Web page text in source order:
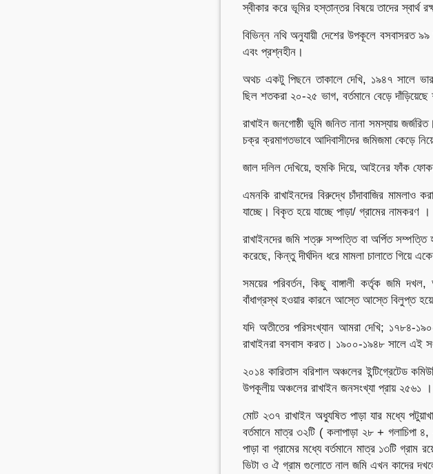
স্বীকার করে ভূমির হস্তান্তর বিষয়ে তাদের স্বার্থ
বিভিন্ন নথি অনুযায়ী দেশের উপকূলে বসবাসরত
এবং প্রশ্নহীন।
অথচ একটু পিছনে তাকালে দেখি, ১৯৪৭ সালে
ছিল শতকরা ২০-২৫ ভাগ, বর্তমানে বেড়ে
রাখাইন জনগোষ্ঠী ভূমি জনিত নানা সমস্যায়
চক্র ক্রমাগতভাবে আদিবাসীদের জমিজমা কেড়ে
জাল দলিল দেখিয়ে, হুমকি দিয়ে, আইনের ফাঁক ফোকর
এমনকি রাখাইনদের বিরুদ্ধে চাঁদাবাজির মামলাও
যাচ্ছে। বিকৃত হয়ে যাচ্ছে পাড়া/ গ্রামের নামকরণ ।
রাখাইনদের জমি শত্রু সম্পত্তি বা অর্পিত
করেছে, কিন্তু দীর্ঘদিন ধরে মামলা চালাতে গিয়ে
সময়ের পরিবর্তন, কিছু বাঙ্গালী কর্তৃক জমি
বাঁধাগ্রস্থ হওয়ার কারনে আস্তে আস্তে বিলুপ্ত হয়ে
যদি অতীতের পরিসংখ্যান আমরা দেখি; ১৭৮৪-
রাখাইনরা বসবাস করত। ১৯০০-১৯৪৮ সালে
২০১৪ কারিতাস বরিশাল অঞ্চলের ইন্টিগ্রেটেড
উপকূলীয় অঞ্চলের রাখাইন জনসংখ্যা প্রায় ২৫৬১ ।
মোট ২৩৭ রাখাইন অধ্যুষিত পাড়া যার মধ্যে
বর্তমানে মাত্র ৩২টি ( কলাপাড়া ২৮ + গলাচিপা
পাড়া বা গ্রামের মধ্যে বর্তমানে মাত্র ১৩টি গ্রাম
ভিটা ও ঐ গ্রাম গুলোতে নাল জমি এখন কাদের